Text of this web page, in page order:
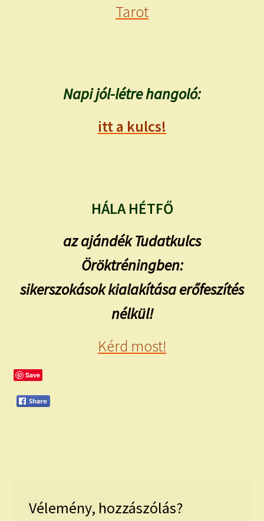
Tarot
Napi jól-létre hangoló:
itt a kulcs!
HÁLA HÉTFŐ
az ajándék Tudatkulcs
Öröktréningben:
sikerszokások kialakítása erőfeszítés
nélkül!
Kérd most!
Save
Vélemény, hozzászólás?